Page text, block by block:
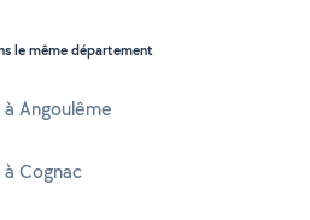
le même département
Angoulême
Cognac